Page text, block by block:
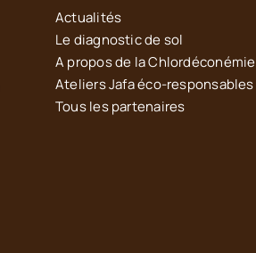
Actualités
Le diagnostic de sol
A propos de la Chlordéconémie
Ateliers Jafa éco-responsables
Tous les partenaires